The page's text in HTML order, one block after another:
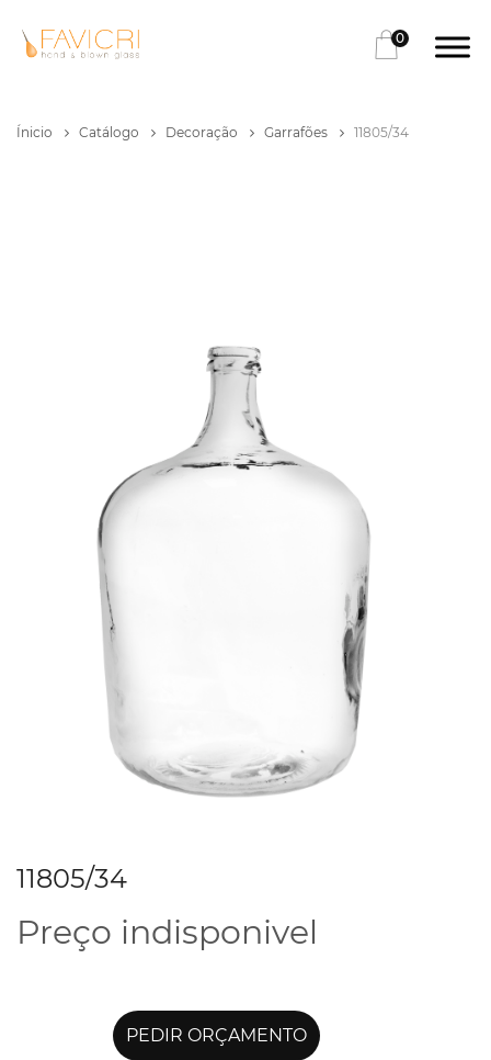
0
Ínicio Catálogo Decoração Garrafões 11805/34
11805/34
Preço indisponivel
PEDIR ORÇAMENTO